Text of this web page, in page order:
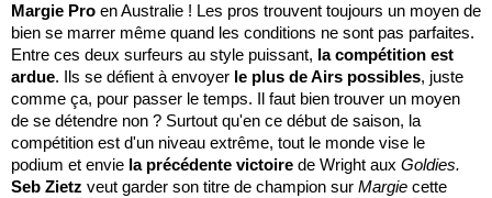
Margie Pro en Australie ! Les pros trouvent toujours un moyen de
bien se marrer même quand les conditions ne sont pas parfaites.
Entre ces deux surfeurs au style puissant, la compétition est
ardue. Ils se défient à envoyer le plus de Airs possibles, juste
comme ça, pour passer le temps. Il faut bien trouver un moyen
de se détendre non ? Surtout qu'en ce début de saison, la
compétition est d'un niveau extrême, tout le monde vise le
podium et envie la précédente victoire de Wright aux Goldies.
Seb Zietz veut garder son titre de champion sur Margie cette